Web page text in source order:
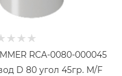
RCA-0080-000045
D 80 угол 45гр. M/F